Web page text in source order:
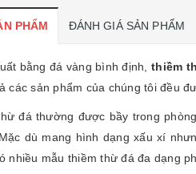
PHẨM ĐÁNH GIÁ SẢN PHẨM
bằng đá vàng bình định, thiềm
các sản phẩm của chúng tôi đều
đá thường được bầy trong
dù mang hình dạng xấu xí
nhiều mẫu thiềm thừ đá đa dạng